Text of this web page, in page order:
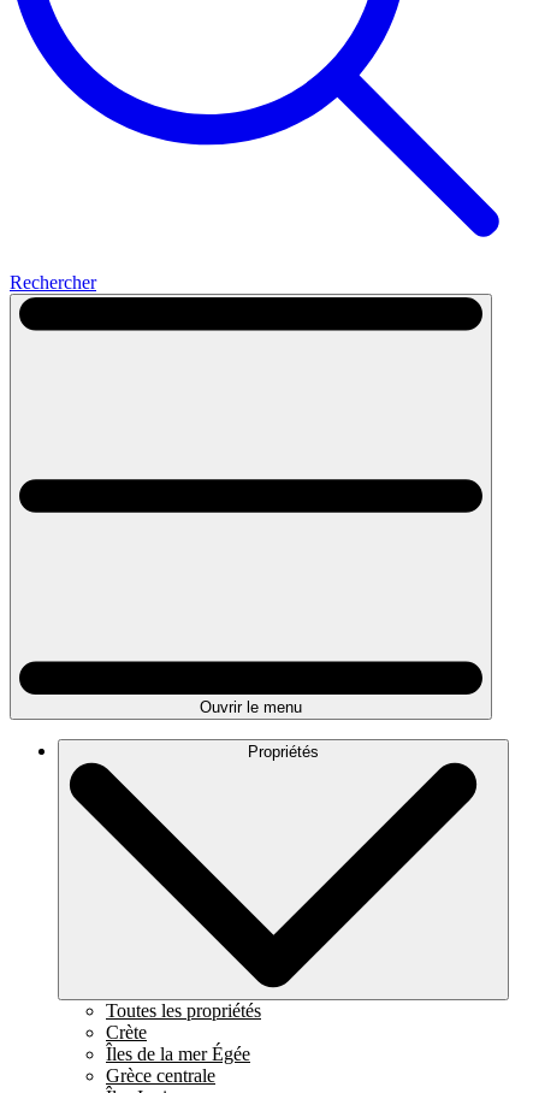
Rechercher
Ouvrir le menu
Propriétés
Toutes les propriétés
Crète
Îles de la mer Égée
Grèce centrale